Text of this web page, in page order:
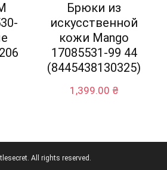
Брюки из
искусственной
кожи Mango
17085531-99 44
(8445438130325)
1,399.00 ₴
All rights reserved.